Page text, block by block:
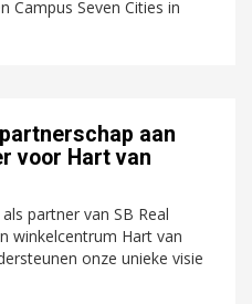
Campus Seven Cities in
aan
voor Hart van
partner van SB Real
winkelcentrum Hart van
onze unieke visie